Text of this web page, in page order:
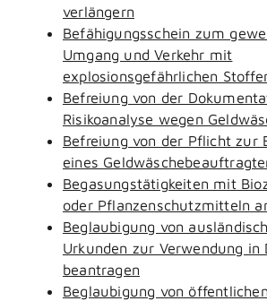
verlängern
Befähigungsschein zum
Umgang und Verkehr mit
explosionsgefährlichen
Befreiung von der
Risikoanalyse wegen
Befreiung von der Pflicht zur
eines
Begasungstätigkeiten mit
oder Pflanzenschutzmitteln
Beglaubigung von
Urkunden zur Verwendung in
beantragen
Beglaubigung von